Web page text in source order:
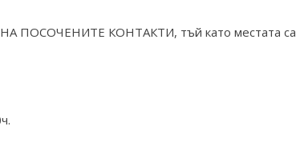
КОНТАКТИ, тъй като местата са